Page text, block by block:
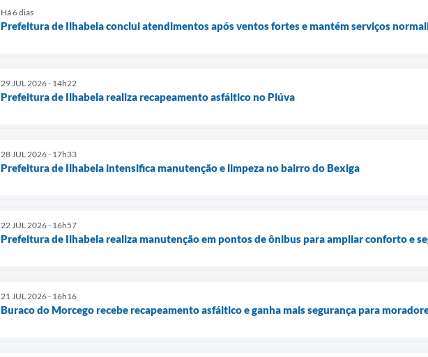
Há 6 dias
Prefeitura de Ilhabela conclui atendimentos após ventos fortes e mantém serviços
29 JUL 2026 - 14h22
Prefeitura de Ilhabela realiza recapeamento asfáltico no Piúva
28 JUL 2026 - 17h33
Prefeitura de Ilhabela intensifica manutenção e limpeza no bairro do Bexiga
22 JUL 2026 - 16h57
Prefeitura de Ilhabela realiza manutenção em pontos de ônibus para ampliar conforto e
21 JUL 2026 - 16h16
Buraco do Morcego recebe recapeamento asfáltico e ganha mais segurança para